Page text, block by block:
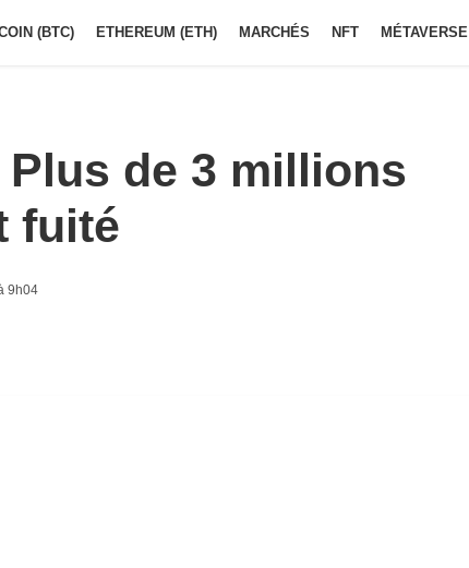
(BTC) ETHEREUM (ETH) MARCHÉS NFT MÉTAVERSE
de 3 millions
fuité
9h04